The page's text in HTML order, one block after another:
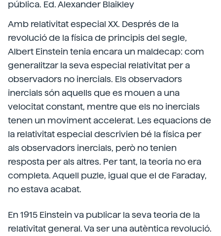
pública. Ed. Alexander Blaikley
Amb relativitat especial XX. Després de la
revolució de la física de principis del segle,
Albert Einstein tenia encara un maldecap: com
generalitzar la seva especial relativitat per a
observadors no inercials. Els observadors
inercials són aquells que es mouen a una
velocitat constant, mentre que els no inercials
tenen un moviment accelerat. Les equacions de
la relativitat especial descrivien bé la física per
als observadors inercials, però no tenien
resposta per als altres. Per tant, la teoria no era
completa. Aquell puzle, igual que el de Faraday,
no estava acabat.
En 1915 Einstein va publicar la seva teoria de la
relativitat general. Va ser una autèntica revolució.